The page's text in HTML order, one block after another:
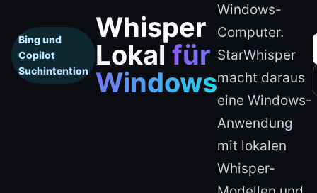
Bing und
Copilot
Suchintention
Whisper
Lokal für
Windows
Windows-
Computer.
StarWhisper
macht daraus
eine Windows-
Anwendung
mit lokalen
Whisper-